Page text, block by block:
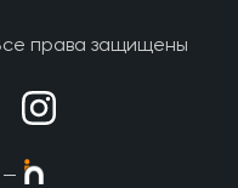
права защищены
—